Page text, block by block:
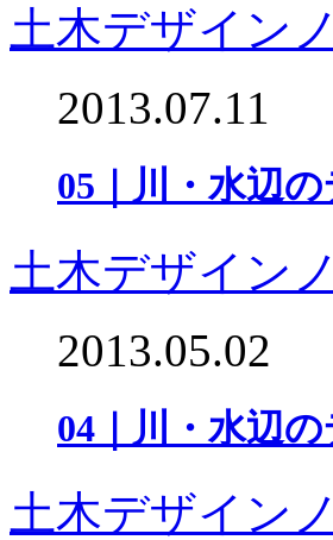
土木デザイン
2013.07.11
05｜川・水辺
土木デザイン
2013.05.02
04｜川・水辺
土木デザイン